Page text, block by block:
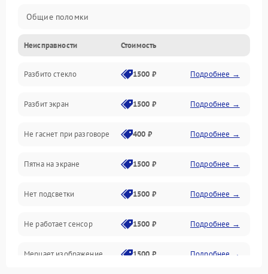
Общие поломки
Проблемы связи
Камеры
Проблемы с дисплеем и сенсором
Зарядка
Проблемы с питанием, зарядкой и аккумулятором
Проблемы с работой системы, корпусом и другие
Неисправности Стоимость
Разбито стекло 1500 ₽ Подробнее →
Разбит экран 1500 ₽ Подробнее →
Не гаснет при разговоре 400 ₽ Подробнее →
Пятна на экране 1500 ₽ Подробнее →
Нет подсветки 1500 ₽ Подробнее →
Не работает сенсор 1500 ₽ Подробнее →
Мерцает изображение 1500 ₽ Подробнее →